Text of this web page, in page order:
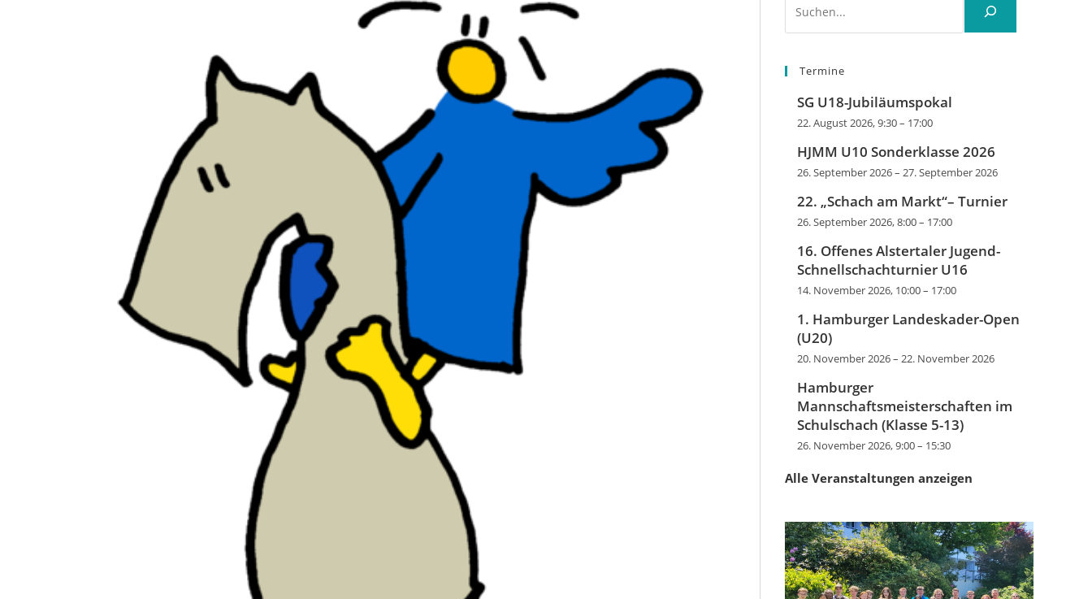
Termine
SG U18-Jubiläumspokal
22. August 2026, 9:30– 17:00
HJMM U10 Sonderklasse 2026
26. September 2026– 27. September 2026
22. „Schach am Markt“– Turnier
26. September 2026, 8:00– 17:00
16. Offenes Alstertaler Jugend-
Schnellschachturnier U16
14. November 2026, 10:00– 17:00
1. Hamburger Landeskader-Open
(U20)
20. November 2026– 22. November 2026
Hamburger
Mannschaftsmeisterschaften im
Schulschach (Klasse 5-13)
26. November 2026, 9:00– 15:30
Alle Veranstaltungen anzeigen